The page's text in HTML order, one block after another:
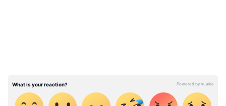
পরদিন সকাল ৮ টা ১৩ মিনিট পর্যন্ত।